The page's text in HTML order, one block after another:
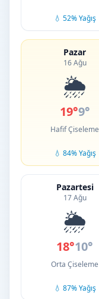
💧 52% Yağış
Pazar
16 Ağu
🌦️
19°9°
Hafif Çiseleme
💧 84% Yağış
Pazartesi
17 Ağu
🌦️
18°10°
Orta Çiseleme
💧 87% Yağış